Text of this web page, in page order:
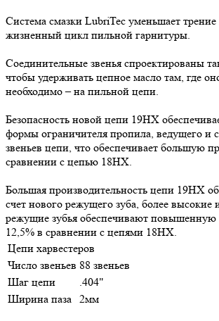
Система смазки LubriTec уменьшает трение
жизненный цикл пильной гарнитуры.
Соединительные звенья спроектированы
чтобы удерживать цепное масло там, где
необходимо – на пильной цепи.
Безопасность новой цепи 19HX
формы ограничителя пропила, ведущего и
звеньев цепи, что обеспечивает большую
сравнении с цепью 18HX.
Большая производительность цепи 19HX
счет нового режущего зуба, более высокие
режущие зубья обеспечивают повышенную
12,5% в сравнении с цепями 18HX.
Цепи харвестеров
Число звеньев 88 звеньев
Шаг цепи
.404"
Ширина паза 2мм